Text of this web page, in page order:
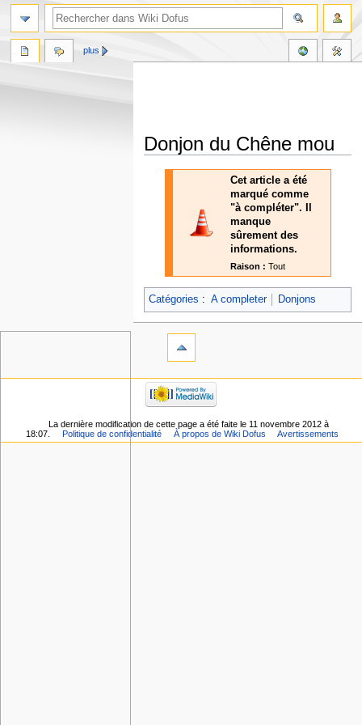
Donjon du Chêne mou
Cet article a été
marqué comme
"à compléter". Il
manque
sûrement des
informations.
Raison : Tout
Catégories : A completer Donjons
plus
La dernière modification de cette page a été faite le 11 novembre 2012 à
18:07.
Politique de confidentialité À propos de Wiki Dofus Avertissements